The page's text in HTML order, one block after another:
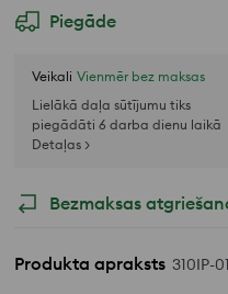
Piegāde
Veikali Vienmēr bez maksas
Lielākā daļa sūtījumu tiks
piegādāti 6 darba dienu laikā
Detaļas >
Bezmaksas
Produkta apraksts 310IP-